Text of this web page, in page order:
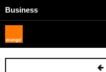
Business